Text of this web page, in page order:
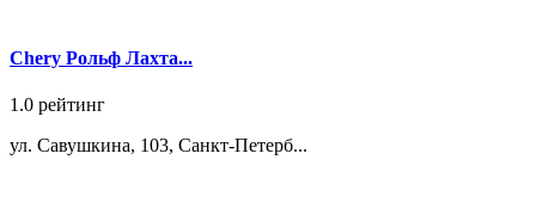
Chery Рольф Лахта...
1.0 рейтинг
ул. Савушкина, 103, Санкт-Петерб...